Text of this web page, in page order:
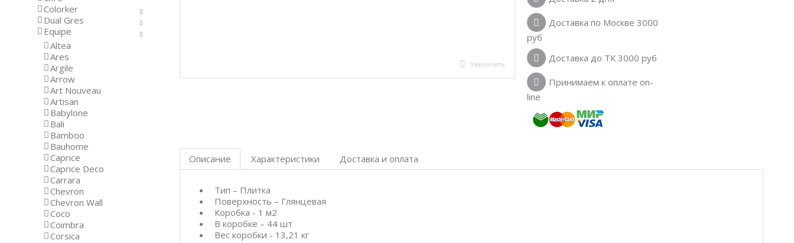
Увеличить
Доставка по Москве 3000
руб
Доставка до ТК 3000 руб
Принимаем к оплате on-
line
Описание Характеристики Доставка и оплата
Тип – Плитка
Поверхность – Глянцевая
Коробка - 1 м2
В коробке – 44 шт
Вес коробки - 13,21 кг
Colorker
Dual Gres
Equipe
Altea
Ares
Argile
Arrow
Art Nouveau
Artisan
Babylone
Bali
Bamboo
Bauhome
Caprice
Caprice Deco
Carrara
Chevron
Chevron Wall
Coco
Coimbra
Corsica